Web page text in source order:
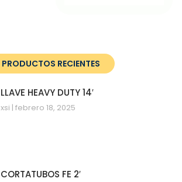
PRODUCTOS RECIENTES
LLAVE HEAVY DUTY 14′
xsi febrero 18, 2025
CORTATUBOS FE 2′